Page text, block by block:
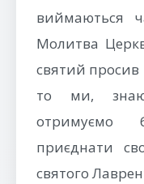
виймаються
Молитва
святий просив
то ми,
отримуємо
приєднати
святого